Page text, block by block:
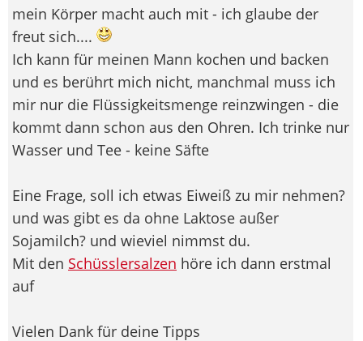
mein Körper macht auch mit - ich glaube der
freut sich....
Ich kann für meinen Mann kochen und backen
und es berührt mich nicht, manchmal muss ich
mir nur die Flüssigkeitsmenge reinzwingen - die
kommt dann schon aus den Ohren. Ich trinke nur
Wasser und Tee - keine Säfte
Eine Frage, soll ich etwas Eiweiß zu mir nehmen?
und was gibt es da ohne Laktose außer
Sojamilch? und wieviel nimmst du.
Mit den Schüsslersalzen höre ich dann erstmal
auf
Vielen Dank für deine Tipps